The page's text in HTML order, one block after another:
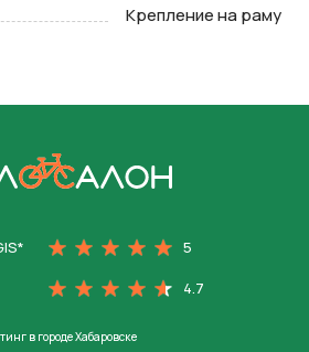
Крепление на раму
5
4.7
в городе Хабаровске